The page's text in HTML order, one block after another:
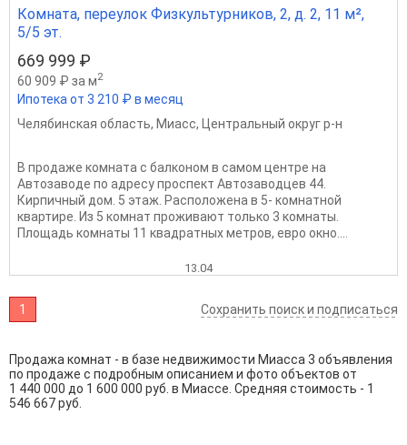
Комната, переулок Физкультурников, 2, д. 2, 11 м²,
5/5 эт.
669 999 ₽
60 909 ₽ за м2
Ипотека от 3 210 ₽ в месяц
Челябинская область, Миасс, Центральный округ р-н
В продаже комната с балконом в самом центре на
Автозаводе по адресу проспект Автозаводцев 44.
Кирпичный дом. 5 этаж. Расположена в 5- комнатной
квартире. Из 5 комнат проживают только 3 комнаты.
Площадь комнаты 11 квадратных метров, евро окно....
13.04
1 Сохранить поиск и подписаться
Продажа комнат - в базе недвижимости Миасса 3 объявления
по продаже с подробным описанием и фото объектов от
1 440 000 до 1 600 000 руб. в Миассе. Средняя стоимость - 1
546 667 руб.